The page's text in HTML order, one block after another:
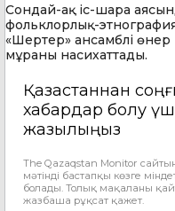
Сондай-ақ іс-шара
фольклорлық-
«Шертер» ансамблі өнер
мұраны насихаттады.
Қазақстаннан
хабардар болу
жазылыңыз
The Qazaqstan Monitor
мәтінді бастапқы көзге
болады. Толық мақаланы
жазбаша рұқсат қажет.